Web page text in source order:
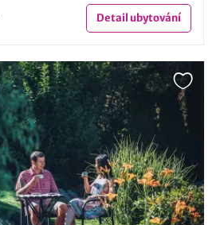
Detailubytování